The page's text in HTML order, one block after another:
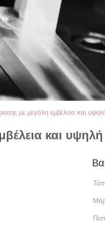
με μεγάλη εμβέλεια και
και